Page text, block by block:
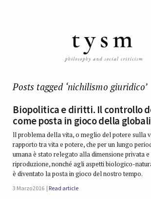
Posts tagged ‘nichilismo giuridico’
Biopolitica e diritti. Il controllo
come posta in gioco della
ll problema della vita, o meglio del potere sulla
rapporto tra vita e potere, che per un lungo
umana è stato relegato alla dimensione privata
riproduzione, nonché agli aspetti biologico-
è diventato la posta in gioco del nostro tempo.
3 Marzo 2016 Read article